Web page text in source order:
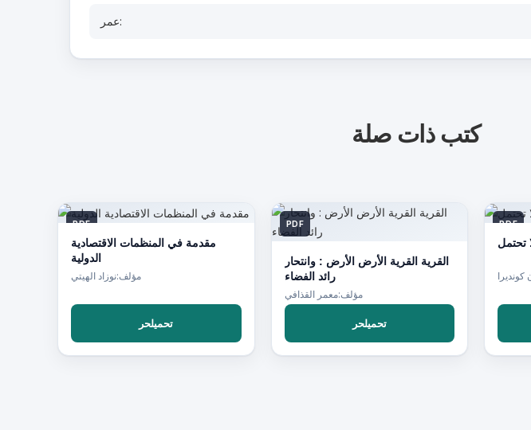
عمر:
كتب ذات صلة
PDF
مقدمة في المنظمات الاقتصادية
الدولية
مؤلف:نوزاد الهيتي
تحميلحر
PDF
القرية القرية الأرض الأرض : وانتحار
رائد الفضاء
مؤلف:معمر القذافي
تحميلحر
PDF
تحتمل